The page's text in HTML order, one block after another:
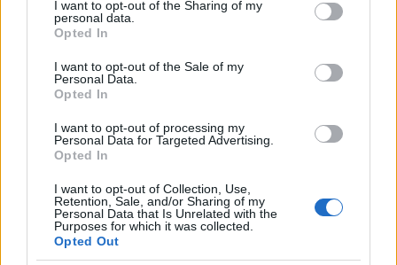
not limited to your visit or usage behaviour. You may click to
grant or deny consent to Google and its third-party tags to
use your data for below specified purposes in below Google
consent section.
I want to opt-out of the Sharing of my
personal data.
Opted In
I want to opt-out of the Sale of my
Personal Data.
Opted In
I want to opt-out of processing my
Personal Data for Targeted Advertising.
Opted In
I want to opt-out of Collection, Use,
Retention, Sale, and/or Sharing of my
Personal Data that Is Unrelated with the
Purposes for which it was collected.
Opted Out